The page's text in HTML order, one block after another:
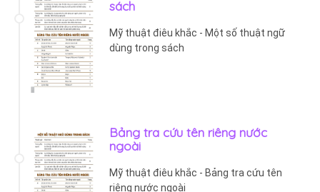
sách
Mỹ thuật điêu khắc - Một số thuật ngữ
dùng trong sách
Bảng tra cứu tên riêng nước
ngoài
Mỹ thuật điêu khắc - Bảng tra cứu tên
riêng nước ngoài